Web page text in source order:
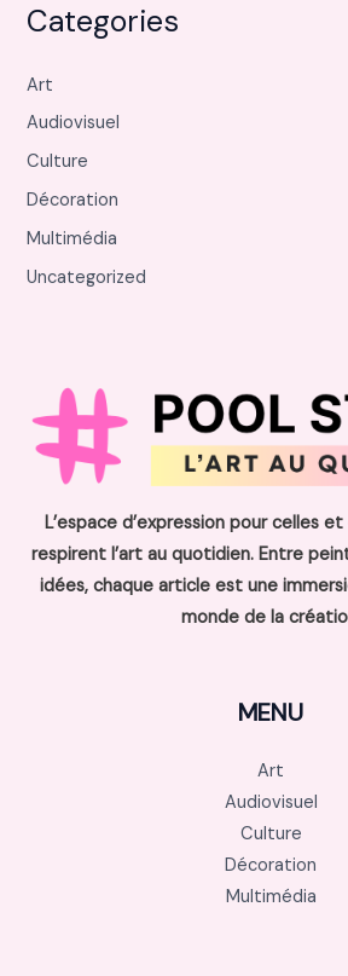
Categories
Art
Audiovisuel
Culture
Décoration
Multimédia
Uncategorized
L’espace d’expression pour celles
respirent l’art au quotidien. Entre
idées, chaque article est une
monde de la
MENU
Art
Audiovisuel
Culture
Décoration
Multimédia